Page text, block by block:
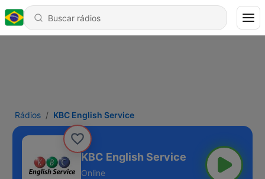
Rádios KBC English Service
KBC English Service
Online